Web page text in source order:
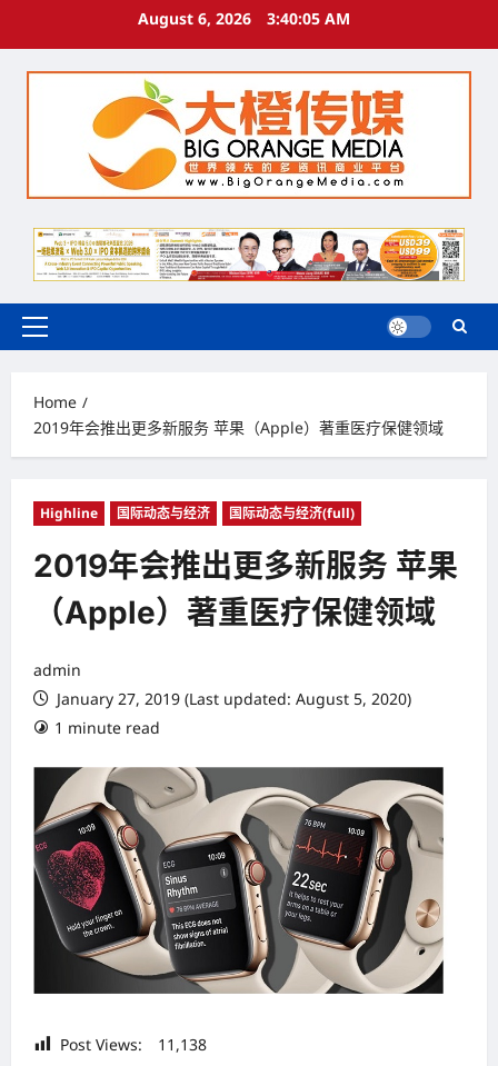
August 6, 2026 3:40:06 AM
Primary
Home
2019年会推出更多新服务 苹果（Apple）著重医疗保健领域
Highline 国际动态与经济 国际动态与经济(full)
2019年会推出更多新服务 苹果
（Apple）著重医疗保健领域
admin
January 27, 2019 (Last updated: August 5, 2020)
1 minute read
Post Views: 11,138